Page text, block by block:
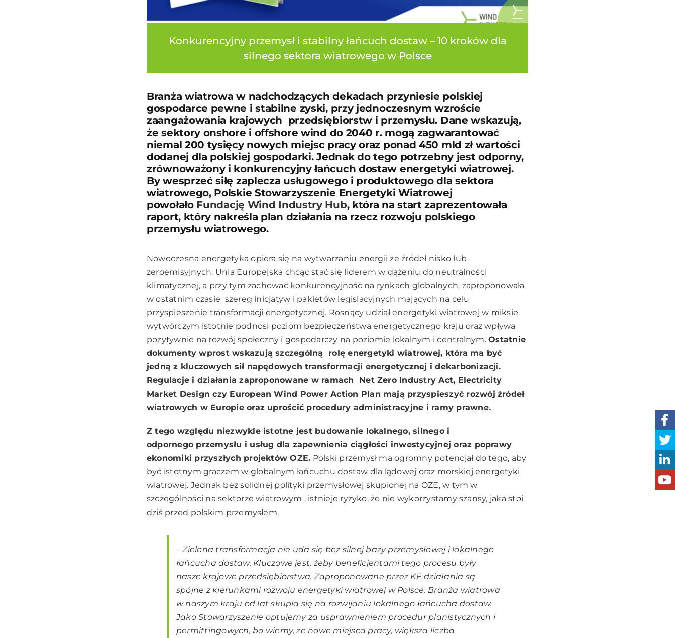
Konkurencyjny przemysł i stabilny łańcuch dostaw – 10 kroków dla
silnego sektora wiatrowego w Polsce
Branża wiatrowa w nadchodzących dekadach przyniesie polskiej
gospodarce pewne i stabilne zyski, przy jednoczesnym wzroście
zaangażowania krajowych przedsiębiorstw i przemysłu. Dane wskazują,
że sektory onshore i offshore wind do 2040 r. mogą zagwarantować
niemal 200 tysięcy nowych miejsc pracy oraz ponad 450 mld zł wartości
dodanej dla polskiej gospodarki. Jednak do tego potrzebny jest odporny,
zrównoważony i konkurencyjny łańcuch dostaw energetyki wiatrowej.
By wesprzeć siłę zaplecza usługowego i produktowego dla sektora
wiatrowego, Polskie Stowarzyszenie Energetyki Wiatrowej
powołało Fundację Wind Industry Hub, która na start zaprezentowała
raport, który nakreśla plan działania na rzecz rozwoju polskiego
przemysłu wiatrowego.
Nowoczesna energetyka opiera się na wytwarzaniu energii ze źródeł nisko lub
zeroemisyjnych. Unia Europejska chcąc stać się liderem w dążeniu do neutralności
klimatycznej, a przy tym zachować konkurencyjność na rynkach globalnych, zaproponowała
w ostatnim czasie szereg inicjatyw i pakietów legislacyjnych mających na celu
przyspieszenie transformacji energetycznej. Rosnący udział energetyki wiatrowej w miksie
wytwórczym istotnie podnosi poziom bezpieczeństwa energetycznego kraju oraz wpływa
pozytywnie na rozwój społeczny i gospodarczy na poziomie lokalnym i centralnym.Ostatnie
dokumenty wprost wskazują szczególną rolę energetyki wiatrowej, która ma być
jedną z kluczowych sił napędowych transformacji energetycznej i dekarbonizacji.
Regulacje i działania zaproponowane w ramach Net Zero Industry Act, Electricity
Market Design czy European Wind Power Action Plan mają przyspieszyć rozwój źródeł
wiatrowych w Europie oraz uprościć procedury administracyjne i ramy prawne.
Z tego względu niezwykle istotne jest budowanie lokalnego, silnego i
odpornego przemysłu i usług dla zapewnienia ciągłości inwestycyjnej oraz poprawy
ekonomiki przyszłych projektów OZE. Polski przemysł ma ogromny potencjał do tego, aby
być istotnym graczem w globalnym łańcuchu dostaw dla lądowej oraz morskiej energetyki
wiatrowej. Jednak bez solidnej polityki przemysłowej skupionej na OZE, w tym w
szczególności na sektorze wiatrowym , istnieje ryzyko, że nie wykorzystamy szansy, jaka stoi
dziś przed polskim przemysłem.
– Zielona transformacja nie uda się bez silnej bazy przemysłowej i lokalnego
łańcucha dostaw. Kluczowe jest, żeby beneficjentami tego procesu były
nasze krajowe przedsiębiorstwa. Zaproponowane przez KE działania są
spójne z kierunkami rozwoju energetyki wiatrowej w Polsce. Branża wiatrowa
w naszym kraju od lat skupia się na rozwijaniu lokalnego łańcucha dostaw.
Jako Stowarzyszenie optujemy za usprawnieniem procedur planistycznych i
permittingowych, bo wiemy, że nowe miejsca pracy, większa liczba